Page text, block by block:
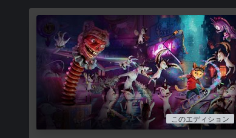
ロックンロード - このネコには爪がある…ついでに、
ンロック可能な強力なワザたちは、ザ・カワイイ軍
躙する。
秘密を探れ - ホバーボードのパルクールテクニック
ーリ用のクールなフィルター、衣装、毛皮スタイル
暴力満載 - F.R.A.N.Kのブレードで街を真っ赤に染め
ないような歪んだデザインのおもちゃたちを、バラ
爆発とサウンドトラック - 様々なジャンルにまたが
このエディション